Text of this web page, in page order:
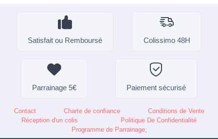
Satisfait ou Remboursé Colissimo 48H
Parrainage 5€ Paiement sécurisé
Contact Charte de confiance
Conditions de Vente
Réception d'un colis
Politique De Confidentialité
Programme de Parrainage;